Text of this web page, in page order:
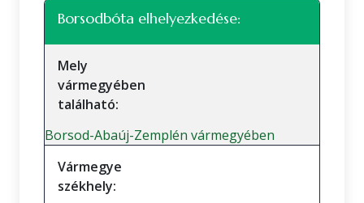
Borsodbóta elhelyezkedése:
Mely
vármegyében
található:
Borsod-Abaúj-Zemplén vármegyében
Vármegye
székhely: